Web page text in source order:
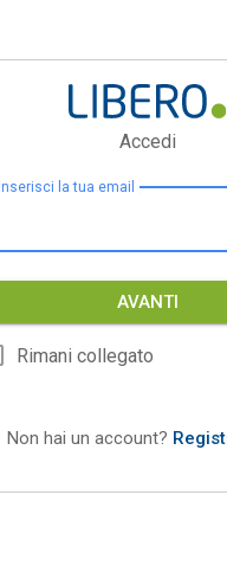
Accedi
Inserisci la tua email
AVANTI
Rimani collegato
Non hai un account?